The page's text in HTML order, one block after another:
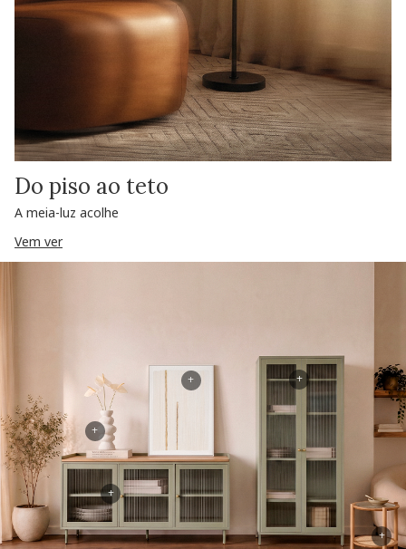
Do piso ao teto
A meia-luz acolhe
Vem ver
+
+
+
+
+